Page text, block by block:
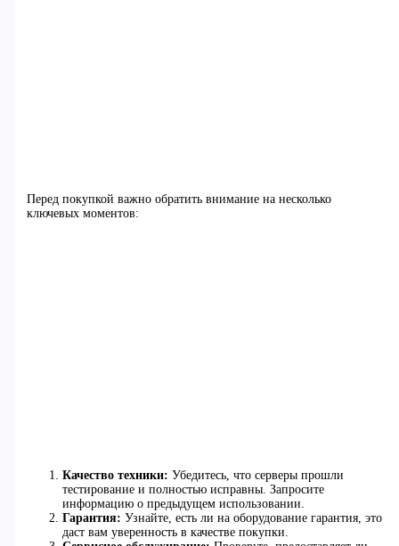
Перед покупкой важно обратить внимание на несколько
ключевых моментов:
Качество техники: Убедитесь, что серверы прошли
тестирование и полностью исправны. Запросите
информацию о предыдущем использовании.
Гарантия: Узнайте, есть ли на оборудование гарантия, это
даст вам уверенность в качестве покупки.